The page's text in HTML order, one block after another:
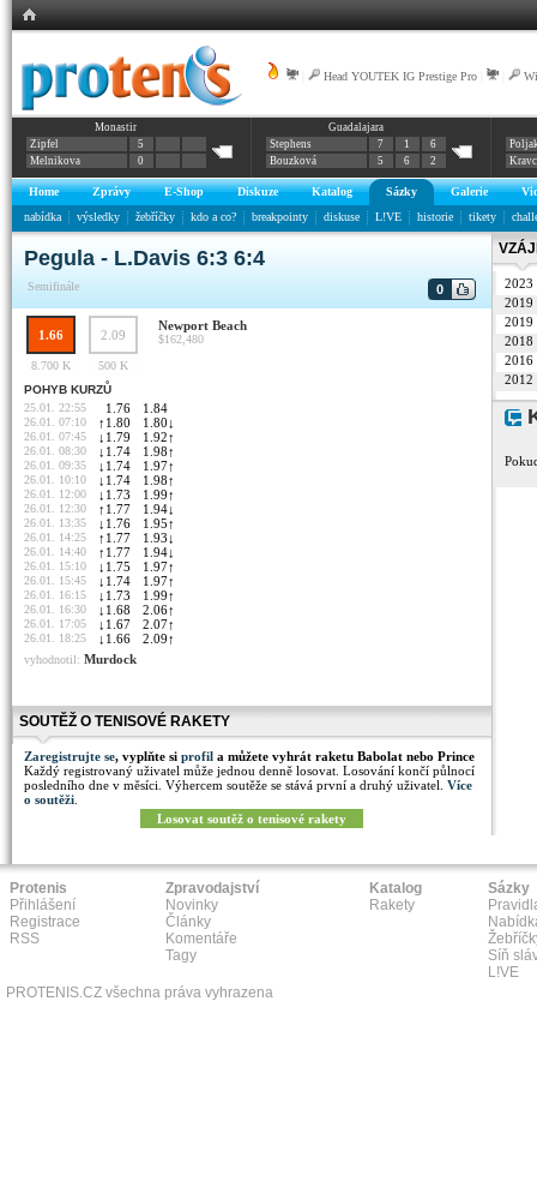
Head YOUTEK IG Prestige Pro
Monastir
Zipfel
5
Melnikova
0
Guadalajara
Stephens
7 1
6
Bouzková
5 6 2
Home Zprávy E-Shop Diskuze Katalog Sázky Galerie
nabídka
výsledky žebříčky kdo a co? breakpointy diskuse L!VE historie tikety
Pegula - L.Davis 6:3 6:4
Semifinále 0
1.66 2.09
Newport Beach
$162,480
8.700 K
500 K
POHYB KURZŮ
25.01. 22:55
1.76 1.84
26.01. 07:10 ↑ 1.80 1.80 ↓
26.01. 07:45 ↓ 1.79 1.92↑
26.01. 08:30 ↓ 1.74 1.98↑
26.01. 09:35 ↓ 1.74 1.97↑
26.01. 10:10 ↓ 1.74 1.98↑
26.01. 12:00 ↓ 1.73 1.99↑
26.01. 12:30 ↑ 1.77 1.94↓
26.01. 13:35 ↓ 1.76 1.95↑
26.01. 14:25 ↑ 1.77 1.93 ↓
26.01. 14:40 ↑ 1.77 1.94↓
26.01. 15:10 ↓ 1.75 1.97↑
26.01. 15:45 ↓ 1.74 1.97↑
26.01. 16:15 ↓ 1.73 1.99↑
26.01. 16:30 ↓ 1.68 2.06↑
26.01. 17:05 ↓ 1.67 2.07↑
26.01. 18:25 ↓ 1.66 2.09↑
vyhodnotil: Murdock
SOUTĚŽ O TENISOVÉ RAKETY
Zaregistrujte se, vyplňte si profil a můžete vyhrát raketu Babolat nebo Prince
Každý registrovaný uživatel může jednou denně losovat. Losování končí půlnocí
posledního dne v měsíci. Výhercem soutěže se stává první a druhý uživatel. Více
o soutěži
Losovat soutěž o tenisové rakety
2023
2019
2019
2018
2016
2012
Protenis
Přihlášení
Registrace
RSS
Zpravodajství
Novinky
Články
Komentáře
Tagy
Katalog
Rakety
Sázky
Síň
L!VE
PROTENIS.CZ všechna práva vyhrazena